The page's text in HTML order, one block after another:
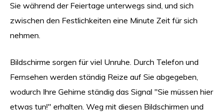
Sie während der Feiertage unterwegs sind, und sich
zwischen den Festlichkeiten eine Minute Zeit für sich
nehmen.
Bildschirme sorgen für viel Unruhe. Durch Telefon und
Fernsehen werden ständig Reize auf Sie abgegeben,
wodurch Ihre Gehirne ständig das Signal "Sie müssen hier
etwas tun!" erhalten. Weg mit diesen Bildschirmen und